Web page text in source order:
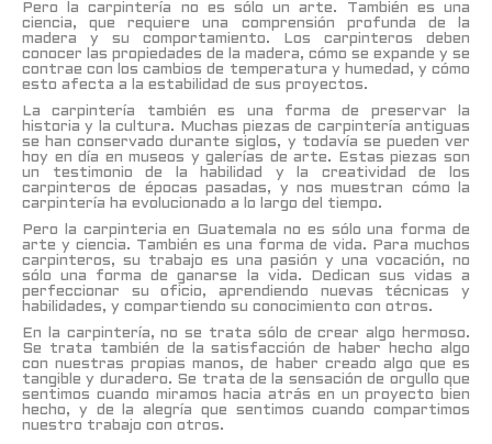
Pero la carpintería no es sólo un arte. También es una
ciencia, que requiere una comprensión profunda de la
madera y su comportamiento. Los carpinteros deben
conocer las propiedades de la madera, cómo se expande y se
contrae con los cambios de temperatura y humedad, y cómo
esto afecta a la estabilidad de sus proyectos.
La carpintería también es una forma de preservar la
historia y la cultura. Muchas piezas de carpintería antiguas
se han conservado durante siglos, y todavía se pueden ver
hoy en día en museos y galerías de arte. Estas piezas son
un testimonio de la habilidad y la creatividad de los
carpinteros de épocas pasadas, y nos muestran cómo la
carpintería ha evolucionado a lo largo del tiempo.
Pero la carpinteria en Guatemala no es sólo una forma de
arte y ciencia. También es una forma de vida. Para muchos
carpinteros, su trabajo es una pasión y una vocación, no
sólo una forma de ganarse la vida. Dedican sus vidas a
perfeccionar su oficio, aprendiendo nuevas técnicas y
habilidades, y compartiendo su conocimiento con otros.
En la carpintería, no se trata sólo de crear algo hermoso.
Se trata también de la satisfacción de haber hecho algo
con nuestras propias manos, de haber creado algo que es
tangible y duradero. Se trata de la sensación de orgullo que
sentimos cuando miramos hacia atrás en un proyecto bien
hecho, y de la alegría que sentimos cuando compartimos
nuestro trabajo con otros.